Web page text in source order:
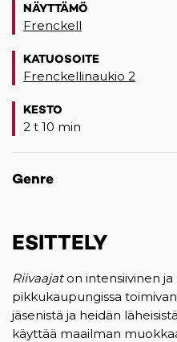
NÄYTTÄMÖ
Frenckell
KATUOSOITE
Frenckellinaukio 2
KESTO
2 t 10 min
Genre
ESITTELY
Riivaajaton intensiivinen ja
pikkukaupungissa
jäsenistä ja heidän
käyttää maailman